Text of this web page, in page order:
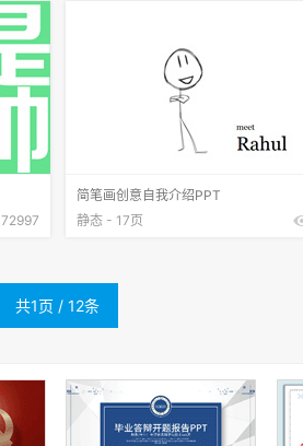
72997
简笔画创意自我介绍PPT
静态 - 17页
共1页 / 12条